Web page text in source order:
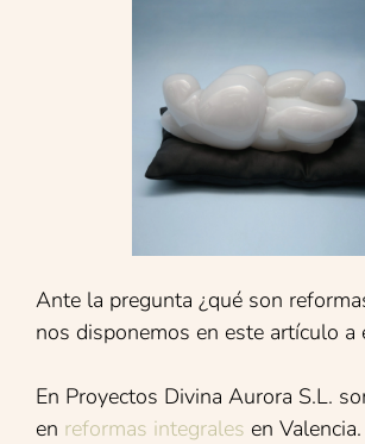
Ante la pregunta ¿qué son
nos disponemos en este artículo a
En Proyectos Divina Aurora S.L.
en reformas integrales en Valencia.